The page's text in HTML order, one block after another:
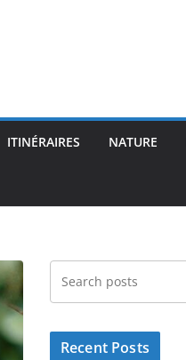
ITINÉRAIRES NATURE
Recent Posts